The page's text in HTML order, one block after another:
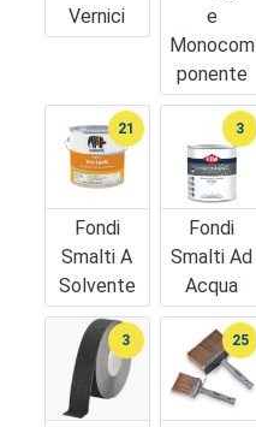
Vernici
E
Monocom
Ponente
Fondi
Smalti A
Solvente
21
Fondi
Smalti Ad
Acqua
3
3 25